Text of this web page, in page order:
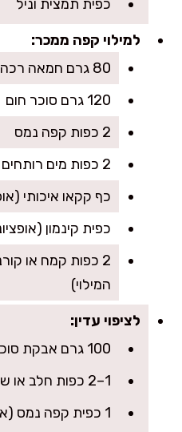
כפית תמצית וניל
למילוי קפה ממכר:
80 גרם חמאה רכה
120 גרם סוכר חום
2 כפות קפה נמס
2 כפות מים רותחים
כף קקאו איכותי
כפית קינמון
2 כפות קמח או
המילוי)
לציפוי עדין:
100 גרם אבקת סוכר
1–2 כפות חלב או שמנת מתוקה
1 כפית קפה נמס (אופציונלי)